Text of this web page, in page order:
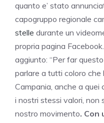
quanto e’ stato
capogruppo regionale
stelle durante un
propria pagina
aggiunto: “Per far
parlare a tutti coloro che
Campania, anche a quei
i nostri stessi valori, non
nostro movimento. Con